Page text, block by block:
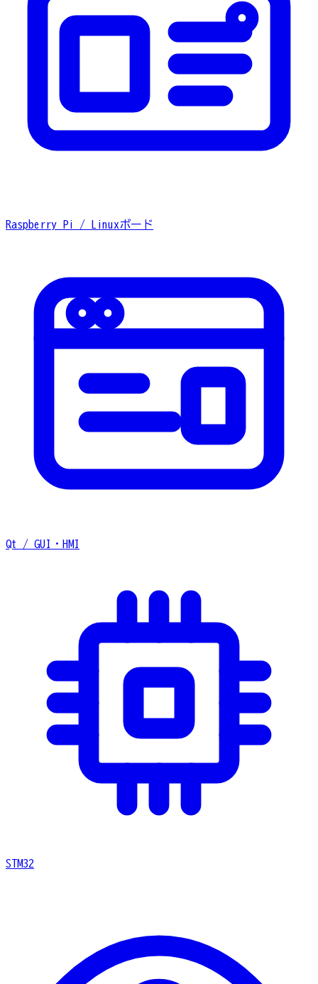
Raspberry Pi / Linuxボード
Qt / GUI・HMI
STM32